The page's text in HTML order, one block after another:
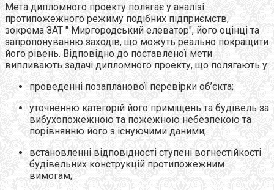
Мета дипломного проекту полягає у аналізі
протипожежного режиму подібних підприємств,
зокрема ЗАТ " Миргородський елеватор", його оцінці та
запропонуванню заходів, що можуть реально покращити
його рівень. Відповідно до поставленої мети
випливають задачі дипломного проекту, що полягають у:
проведенні позапланової перевірки об’єкта;
уточненню категорій його приміщень та будівель за
вибухопожежною та пожежною небезпекою та
порівнянню його з існуючими даними;
встановленні відповідності ступені вогнестійкості
будівельних конструкцій протипожежним
вимогам;